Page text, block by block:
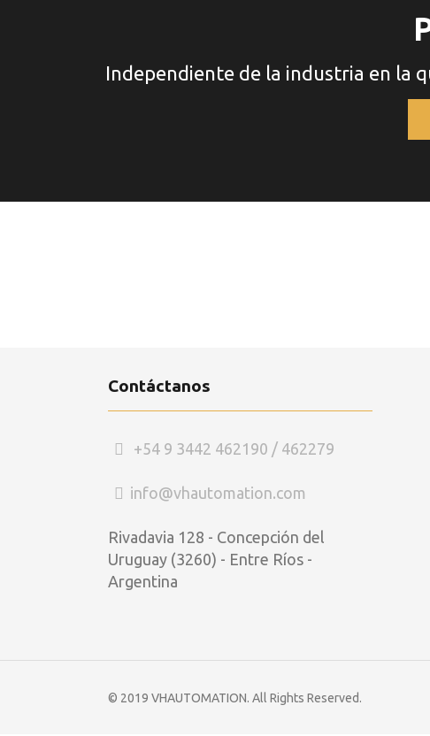
Independiente de la industria en la
Contáctanos
+54 9 3442 462190 / 462279
info@vhautomation.com
Rivadavia 128 - Concepción del
Uruguay (3260) - Entre Ríos -
Argentina
© 2019 VHAUTOMATION. All Rights Reserved.